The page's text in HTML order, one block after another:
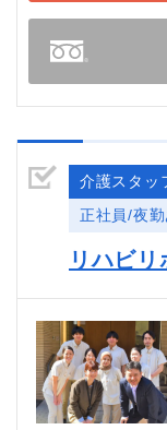
介護スタッ
正社員/夜勤
リハビ